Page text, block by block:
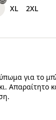
XL 2XL
για το
Απαραίτητο